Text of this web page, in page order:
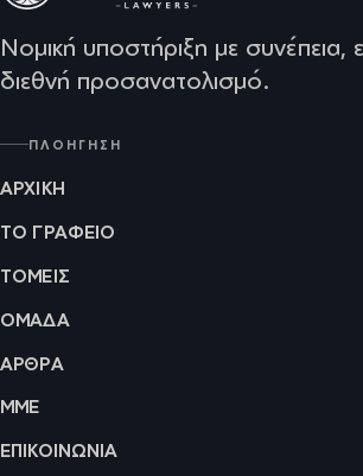
Νομική υποστήριξη με συνέπεια,
διεθνή προσανατολισμό.
ΠΛΟΉΓΗΣΗ
ΑΡΧΙΚΉ
ΤΟ ΓΡΑΦΕΊΟ
ΤΟΜΕΊΣ
ΟΜΆΔΑ
ΆΡΘΡΑ
ΜΜΕ
ΕΠΙΚΟΙΝΩΝΊΑ